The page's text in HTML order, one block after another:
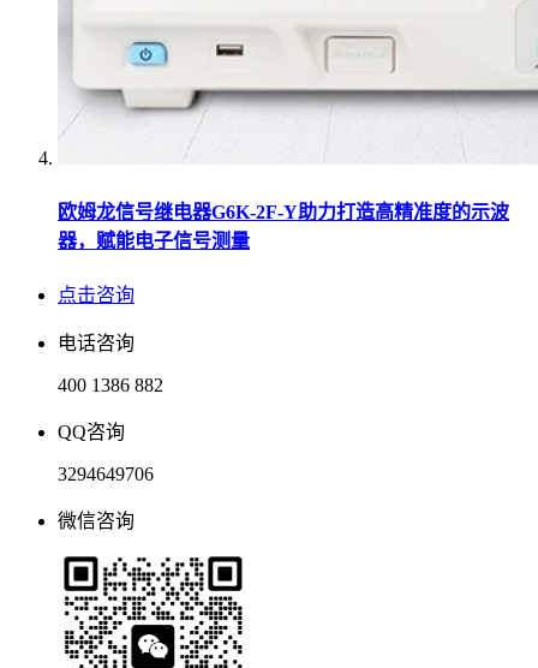
欧姆龙信号继电器G6K-2F-Y助力打造高精准度的示波
器，赋能电子信号测量
点击咨询
电话咨询
400 1386 882
QQ咨询
3294649706
微信咨询